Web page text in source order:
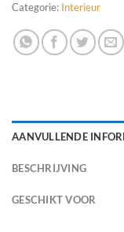
Categorie: Interieur
AANVULLENDE
BESCHRIJVING
GESCHIKT VOOR